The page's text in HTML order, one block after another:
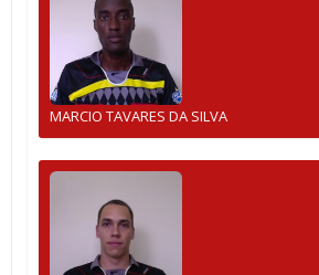
MARCIO TAVARES DA SILVA